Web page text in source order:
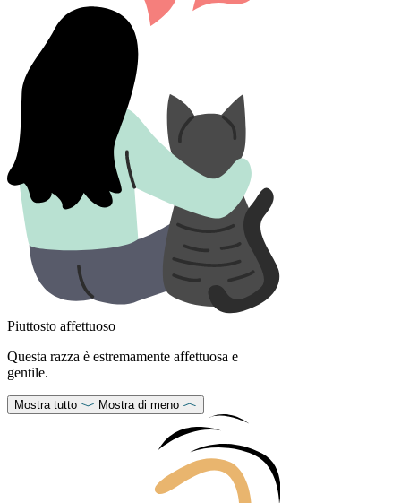
Piuttosto affettuoso
Questa razza è estremamente affettuosa e
gentile.
Mostra tutto Mostra di meno